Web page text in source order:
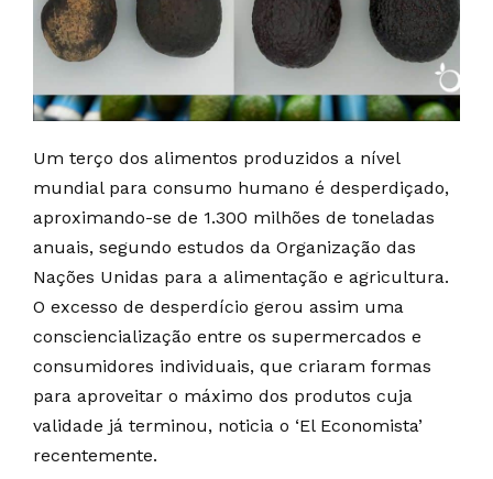
Um terço dos alimentos produzidos a nível
mundial para consumo humano é desperdiçado,
aproximando-se de 1.300 milhões de toneladas
anuais, segundo estudos da Organização das
Nações Unidas para a alimentação e agricultura.
O excesso de desperdício gerou assim uma
consciencialização entre os supermercados e
consumidores individuais, que criaram formas
para aproveitar o máximo dos produtos cuja
validade já terminou, noticia o ‘El Economista’
recentemente.